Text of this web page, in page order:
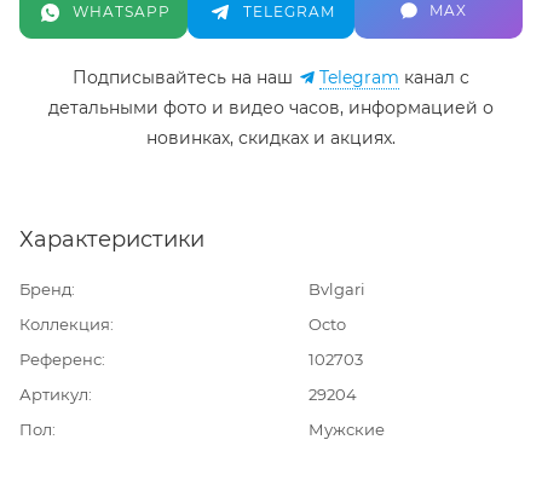
WHATSAPP TELEGRAM MAX
Подписывайтесь на наш Telegram канал c
детальными фото и видео часов, информацией о
новинках, скидках и акциях.
Характеристики
Бренд
Bvlgari
Коллекция
Octo
Референс
102703
Артикул
29204
Пол
Мужские